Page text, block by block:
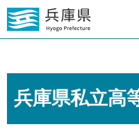
兵庫県私立高